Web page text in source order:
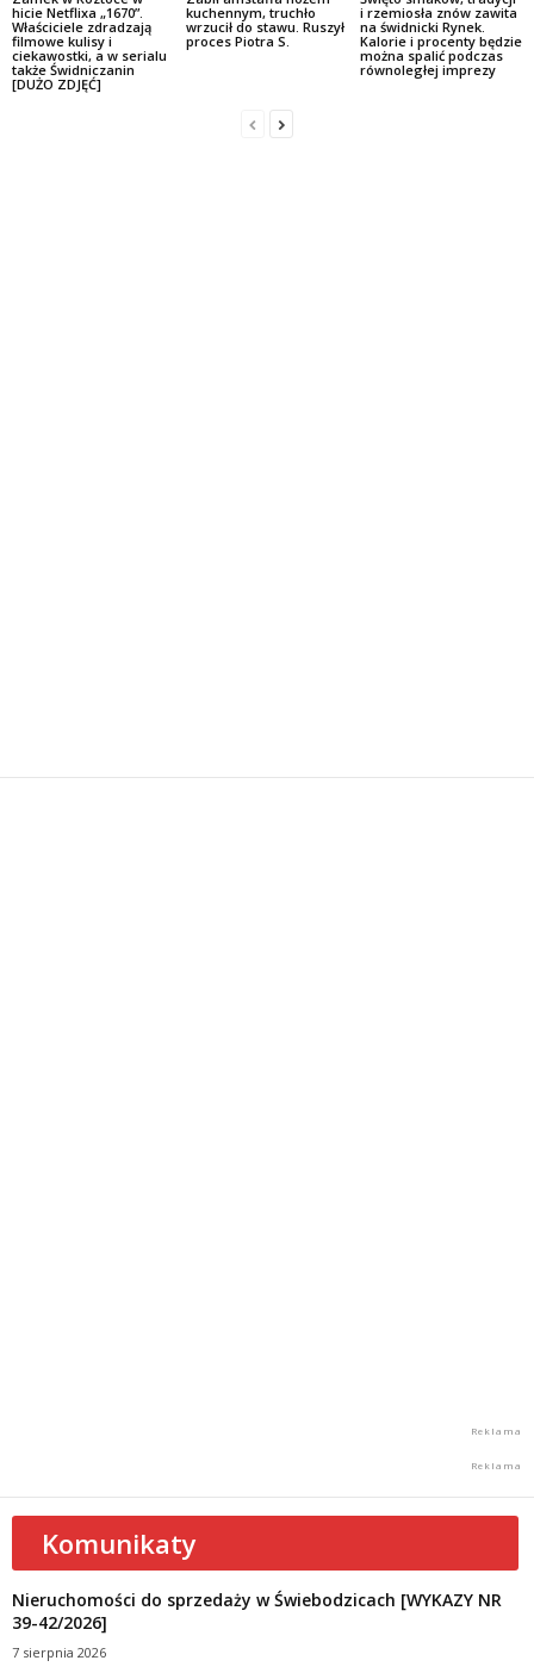
hicie Netflixa „1670”.
Właściciele zdradzają
filmowe kulisy i
ciekawostki, a w serialu
także Świdniczanin
[DUŻO ZDJĘĆ]
kuchennym, truchło
wrzucił do stawu. Ruszył
proces Piotra S.
i rzemiosła znów zawita
na świdnicki Rynek.
Kalorie i procenty będzie
można spalić podczas
równoległej imprezy
Komunikaty
Nieruchomości do sprzedaży w Świebodzicach [WYKAZY NR
39-42/2026]
7 sierpnia 2026